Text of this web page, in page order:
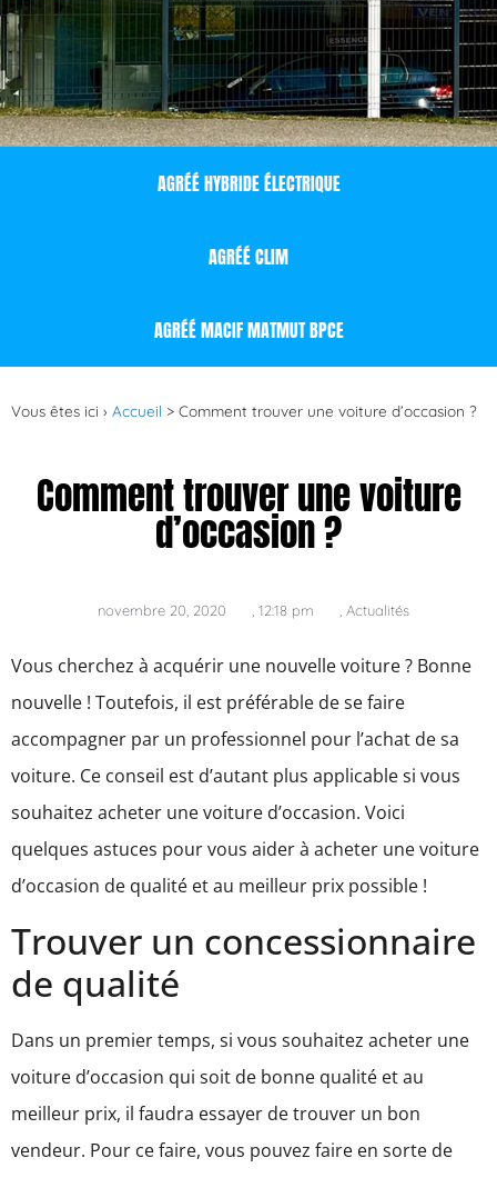
AGRÉÉ HYBRIDE ÉLECTRIQUE
AGRÉÉ CLIM
AGRÉÉ MACIF MATMUT BPCE
Vous êtes ici › Accueil > Comment trouver une voiture d’occasion ?
Comment trouver une voiture
d’occasion ?
novembre 20, 2020 12:18 pm Actualités
Vous cherchez à acquérir une nouvelle voiture ? Bonne
nouvelle ! Toutefois, il est préférable de se faire
accompagner par un professionnel pour l’achat de sa
voiture. Ce conseil est d’autant plus applicable si vous
souhaitez acheter une voiture d’occasion. Voici
quelques astuces pour vous aider à acheter une voiture
d’occasion de qualité et au meilleur prix possible !
Trouver un concessionnaire
de qualité
Dans un premier temps, si vous souhaitez acheter une
voiture d’occasion qui soit de bonne qualité et au
meilleur prix, il faudra essayer de trouver un bon
vendeur. Pour ce faire, vous pouvez faire en sorte de